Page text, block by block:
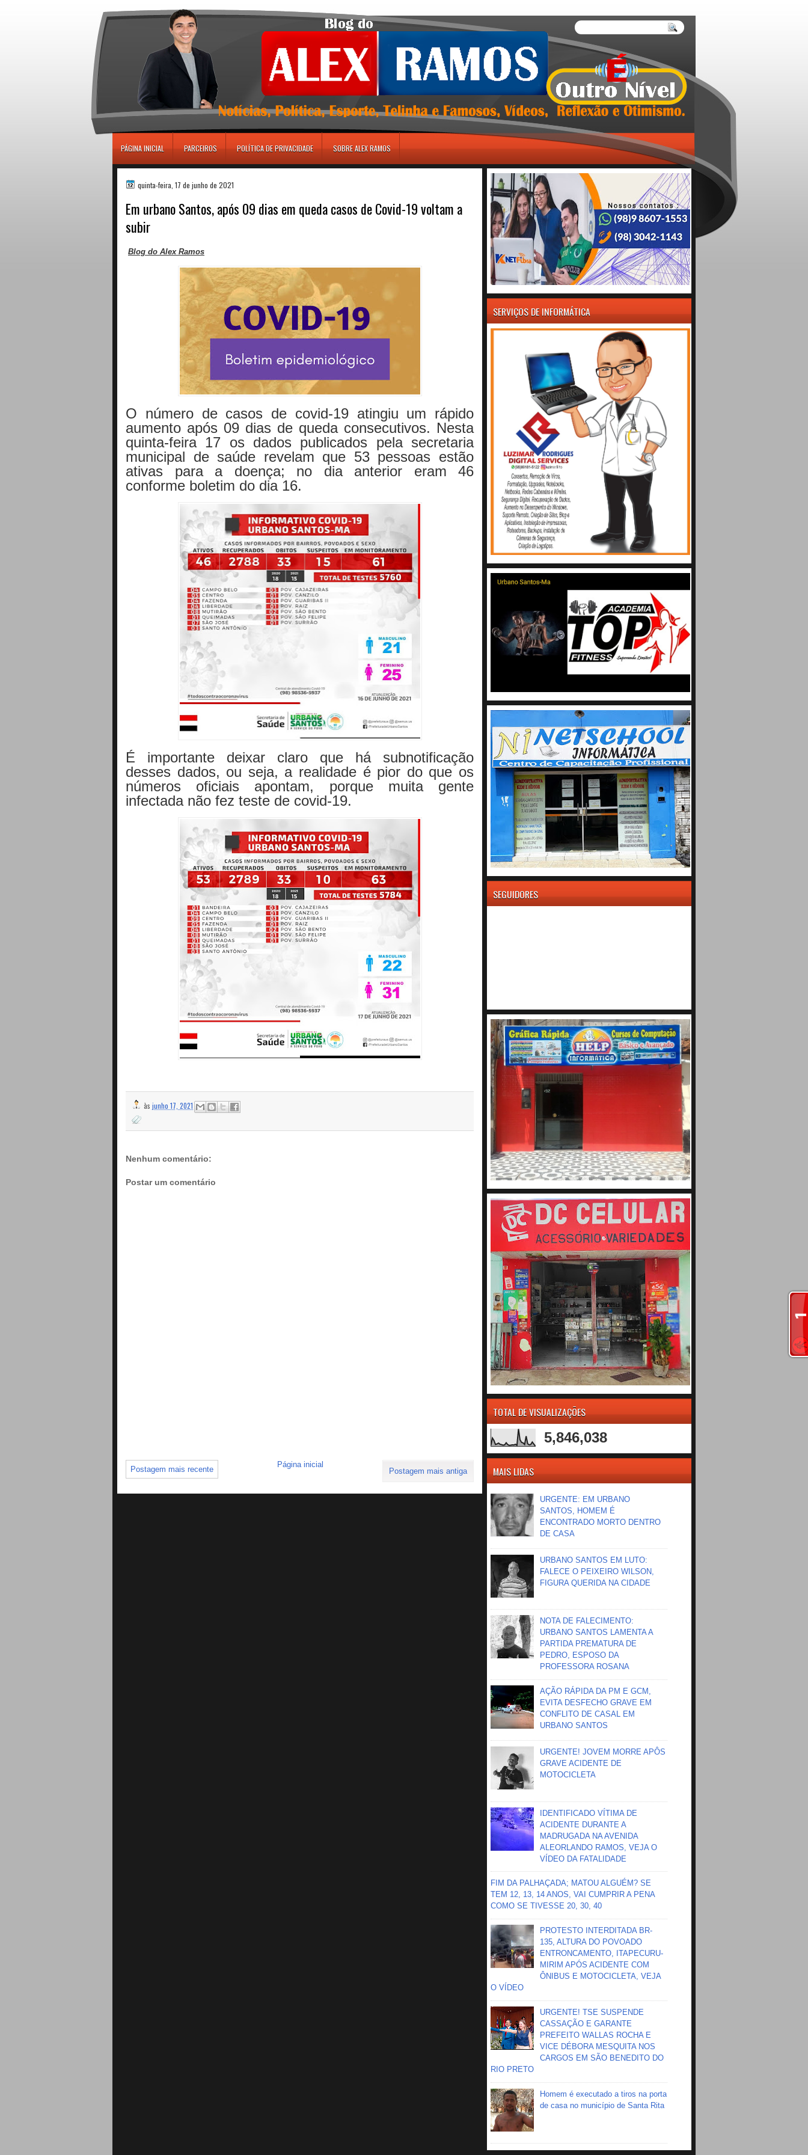
PÁGINA INICIAL PARCEIROS POLÍTICA DE PRIVACIDADE SOBRE ALEX RAMOS
quinta-feira, 17 de junho de 2021
Em urbano Santos, após 09 dias em queda casos de Covid-19 voltam a
subir
Blog do Alex Ramos
O número de casos de covid-19 atingiu um rápido
aumento após 09 dias de queda consecutivos. Nesta
quinta-feira 17 os dados publicados pela secretaria
municipal de saúde revelam que 53 pessoas estão
ativas para a doença; no dia anterior eram 46
conforme boletim do dia 16.
É importante deixar claro que há subnotificação
desses dados, ou seja, a realidade é pior do que os
números oficiais apontam, porque muita gente
infectada não fez teste de covid-19.
às junho 17, 2021
Nenhum comentário:
Postar um comentário
Postagem mais recente Postagem mais antiga
Página inicial
SERVIÇOS DE INFORMÁTICA
SEGUIDORES
TOTAL DE VISUALIZAÇÕES
5,846,038
MAIS LIDAS
URGENTE: EM URBANO
SANTOS, HOMEM É
ENCONTRADO MORTO DENTRO
DE CASA
URBANO SANTOS EM LUTO:
FALECE O PEIXEIRO WILSON,
FIGURA QUERIDA NA CIDADE
NOTA DE FALECIMENTO:
URBANO SANTOS LAMENTA A
PARTIDA PREMATURA DE
PEDRO, ESPOSO DA
PROFESSORA ROSANA
AÇÃO RÁPIDA DA PM E GCM,
EVITA DESFECHO GRAVE EM
CONFLITO DE CASAL EM
URBANO SANTOS
URGENTE! JOVEM MORRE APÔS
GRAVE ACIDENTE DE
MOTOCICLETA
IDENTIFICADO VÍTIMA DE
ACIDENTE DURANTE A
MADRUGADA NA AVENIDA
ALEORLANDO RAMOS, VEJA O
VÍDEO DA FATALIDADE
FIM DA PALHAÇADA; MATOU ALGUÉM? SE
TEM 12, 13, 14 ANOS, VAI CUMPRIR A PENA
COMO SE TIVESSE 20, 30, 40
PROTESTO INTERDITADA BR-
135, ALTURA DO POVOADO
ENTRONCAMENTO, ITAPECURU-
MIRIM APÓS ACIDENTE COM
ÔNIBUS E MOTOCICLETA, VEJA
O VÍDEO
URGENTE! TSE SUSPENDE
CASSAÇÃO E GARANTE
PREFEITO WALLAS ROCHA E
VICE DÉBORA MESQUITA NOS
CARGOS EM SÃO BENEDITO DO
RIO PRETO
Homem é executado a tiros na porta
de casa no município de Santa Rita